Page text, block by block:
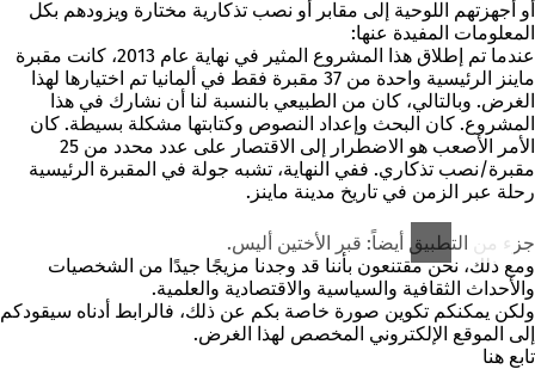
أو أجهزتهم اللوحية إلى مقابر أو نصب تذكارية مختارة ويزودهم بكل
المعلومات المفيدة عنها:
عندما تم إطلاق هذا المشروع المثير في نهاية عام 2013، كانت مقبرة
ماينز الرئيسية واحدة من 37 مقبرة فقط في ألمانيا تم اختيارها لهذا
الغرض. وبالتالي، كان من الطبيعي بالنسبة لنا أن نشارك في هذا
المشروع. كان البحث وإعداد النصوص وكتابتها مشكلة بسيطة. كان
الأمر الأصعب هو الاضطرار إلى الاقتصار على عدد محدد من 25
مقبرة/نصب تذكاري. ففي النهاية، تشبه جولة في المقبرة الرئيسية
رحلة عبر الزمن في تاريخ مدينة ماينز.
جزء من التطبيق أيضاً: قبر الأختين أليس.
ومع ذلك، نحن مقتنعون بأننا قد وجدنا مزيجًا جيدًا من الشخصيات
والأحداث الثقافية والسياسية والاقتصادية والعلمية.
ولكن يمكنكم تكوين صورة خاصة بكم عن ذلك، فالرابط أدناه سيقودكم
إلى الموقع الإلكتروني المخصص لهذا الغرض.
تابع هنا